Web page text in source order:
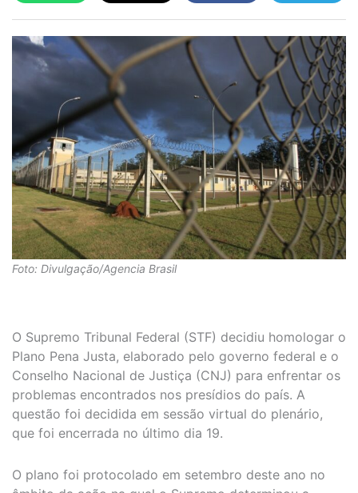
Foto: Divulgação/Agencia Brasil
O Supremo Tribunal Federal (STF) decidiu homologar o
Plano Pena Justa, elaborado pelo governo federal e o
Conselho Nacional de Justiça (CNJ) para enfrentar os
problemas encontrados nos presídios do país. A
questão foi decidida em sessão virtual do plenário,
que foi encerrada no último dia 19.
O plano foi protocolado em setembro deste ano no